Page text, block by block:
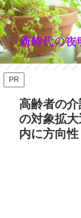
PR
高齢者の介
の対象拡
内に方向性